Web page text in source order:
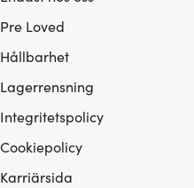
Pre Loved
Hållbarhet
Lagerrensning
Integritetspolicy
Cookiepolicy
Karriärsida